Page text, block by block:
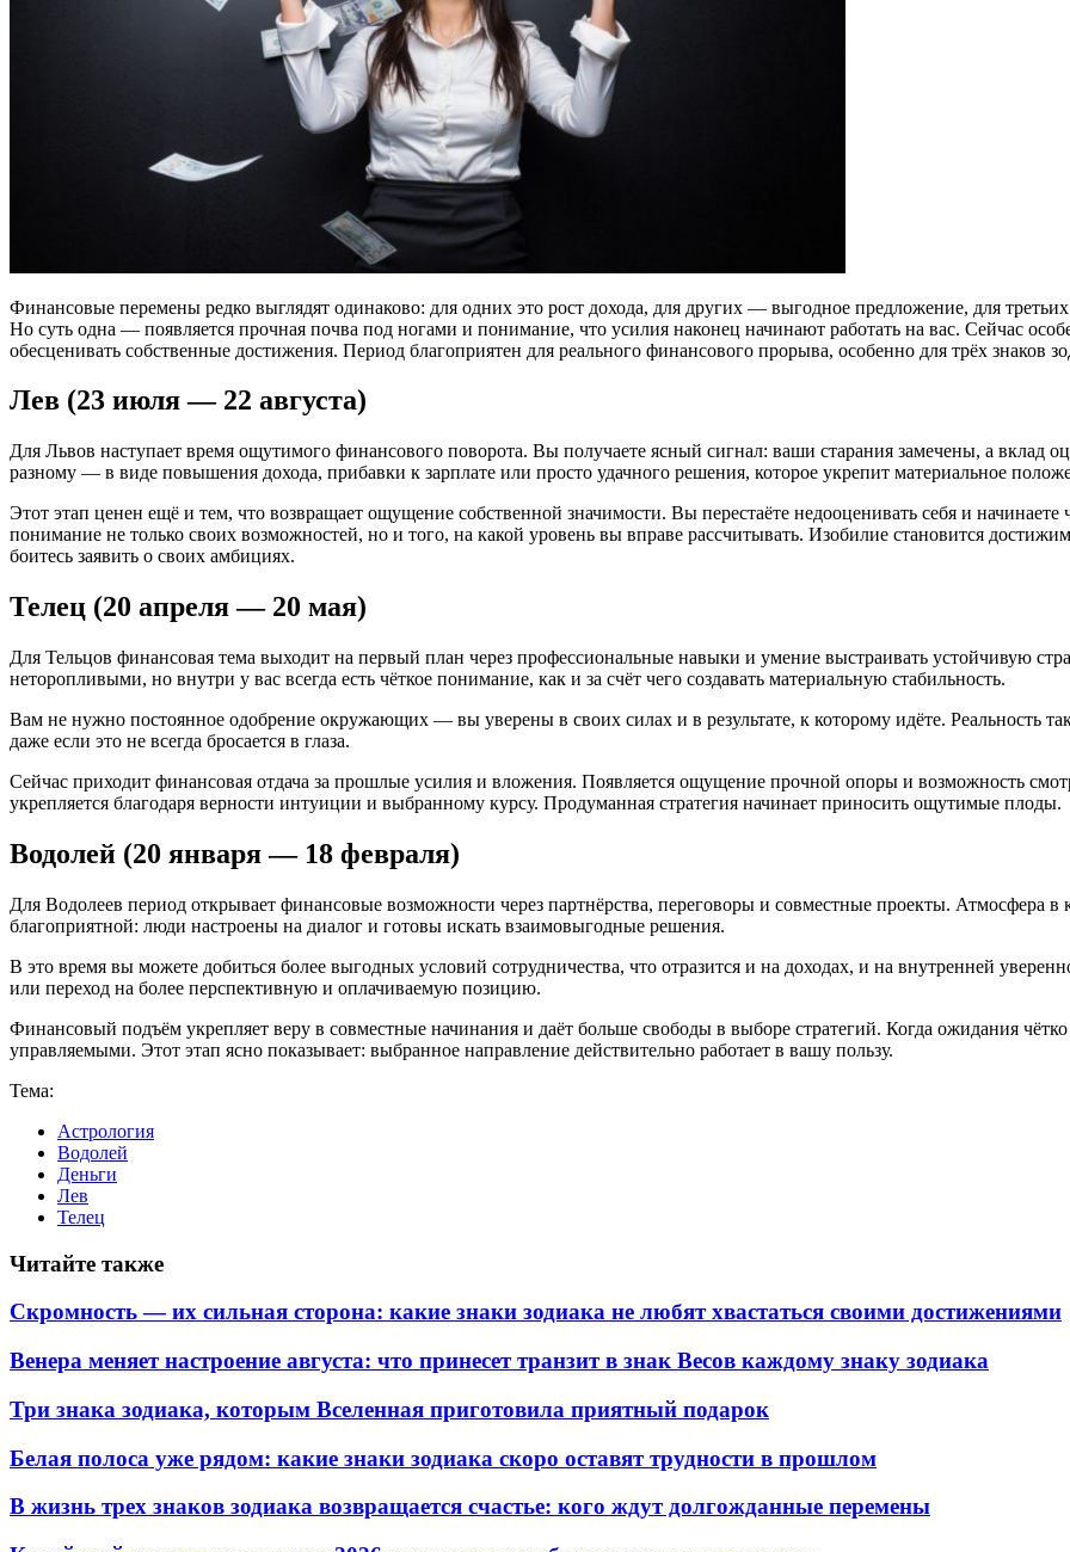
Финансовые перемены редко выглядят одинаково: для одних это рост дохода, для других — выгодное предложение, для
Но суть одна — появляется прочная почва под ногами и понимание, что усилия наконец начинают работать на вас. Сейчас
обесценивать собственные достижения. Период благоприятен для реального финансового прорыва, особенно для трёх
Лев (23 июля — 22 августа)
Для Львов наступает время ощутимого финансового поворота. Вы получаете ясный сигнал: ваши старания замечены, а вклад
разному — в виде повышения дохода, прибавки к зарплате или просто удачного решения, которое укрепит материальное
Этот этап ценен ещё и тем, что возвращает ощущение собственной значимости. Вы перестаёте недооценивать себя и начинаете
понимание не только своих возможностей, но и того, на какой уровень вы вправе рассчитывать. Изобилие становится
боитесь заявить о своих амбициях.
Телец (20 апреля — 20 мая)
Для Тельцов финансовая тема выходит на первый план через профессиональные навыки и умение выстраивать устойчивую
неторопливыми, но внутри у вас всегда есть чёткое понимание, как и за счёт чего создавать материальную стабильность.
Вам не нужно постоянное одобрение окружающих — вы уверены в своих силах и в результате, к которому идёте. Реальность
даже если это не всегда бросается в глаза.
Сейчас приходит финансовая отдача за прошлые усилия и вложения. Появляется ощущение прочной опоры и возможность
укрепляется благодаря верности интуиции и выбранному курсу. Продуманная стратегия начинает приносить ощутимые плоды.
Водолей (20 января — 18 февраля)
Для Водолеев период открывает финансовые возможности через партнёрства, переговоры и совместные проекты. Атмосфера в
благоприятной: люди настроены на диалог и готовы искать взаимовыгодные решения.
В это время вы можете добиться более выгодных условий сотрудничества, что отразится и на доходах, и на внутренней
или переход на более перспективную и оплачиваемую позицию.
Финансовый подъём укрепляет веру в совместные начинания и даёт больше свободы в выборе стратегий. Когда ожидания
управляемыми. Этот этап ясно показывает: выбранное направление действительно работает в вашу пользу.
Тема:
Астрология
Водолей
Деньги
Лев
Телец
Читайте также
Скромность — их сильная сторона: какие знаки зодиака не любят хвастаться своими достижениями
Венера меняет настроение августа: что принесет транзит в знак Весов каждому знаку зодиака
Три знака зодиака, которым Вселенная приготовила приятный подарок
Белая полоса уже рядом: какие знаки зодиака скоро оставят трудности в прошлом
В жизнь трех знаков зодиака возвращается счастье: кого ждут долгожданные перемены